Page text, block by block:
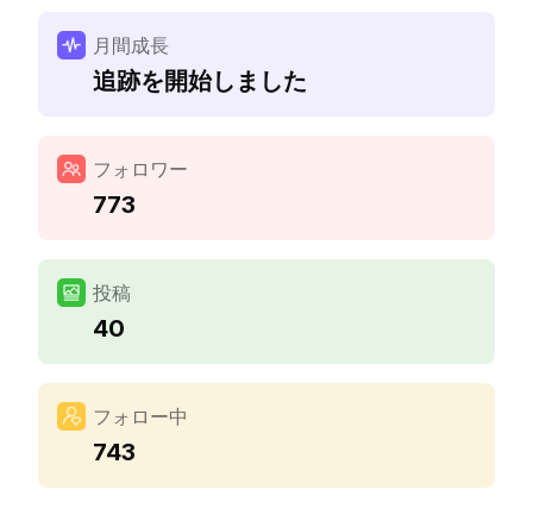
月間成長
追跡を開始しました
フォロワー
773
投稿
40
フォロー中
743